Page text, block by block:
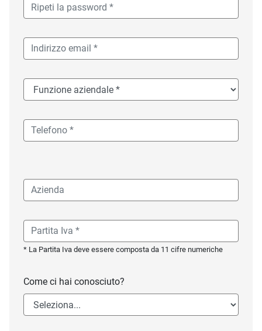
* La Partita Iva deve essere composta da 11 cifre numeriche
Come ci hai conosciuto?